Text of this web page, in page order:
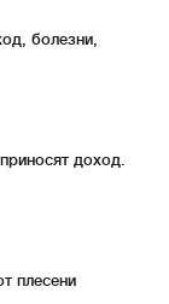
болезни,
доход.
плесени